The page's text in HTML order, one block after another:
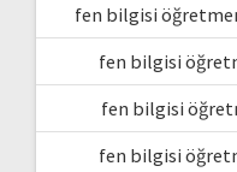
fen bilgisi
fen bilgisi
fen bilgisi
fen bilgisi